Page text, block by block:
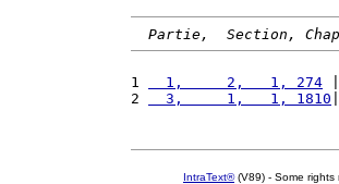
Partie,  Section,
1
  1,     2,   1, 274
|
2
  3,     1,   1, 1810
IntraText®(V89) - Some rights